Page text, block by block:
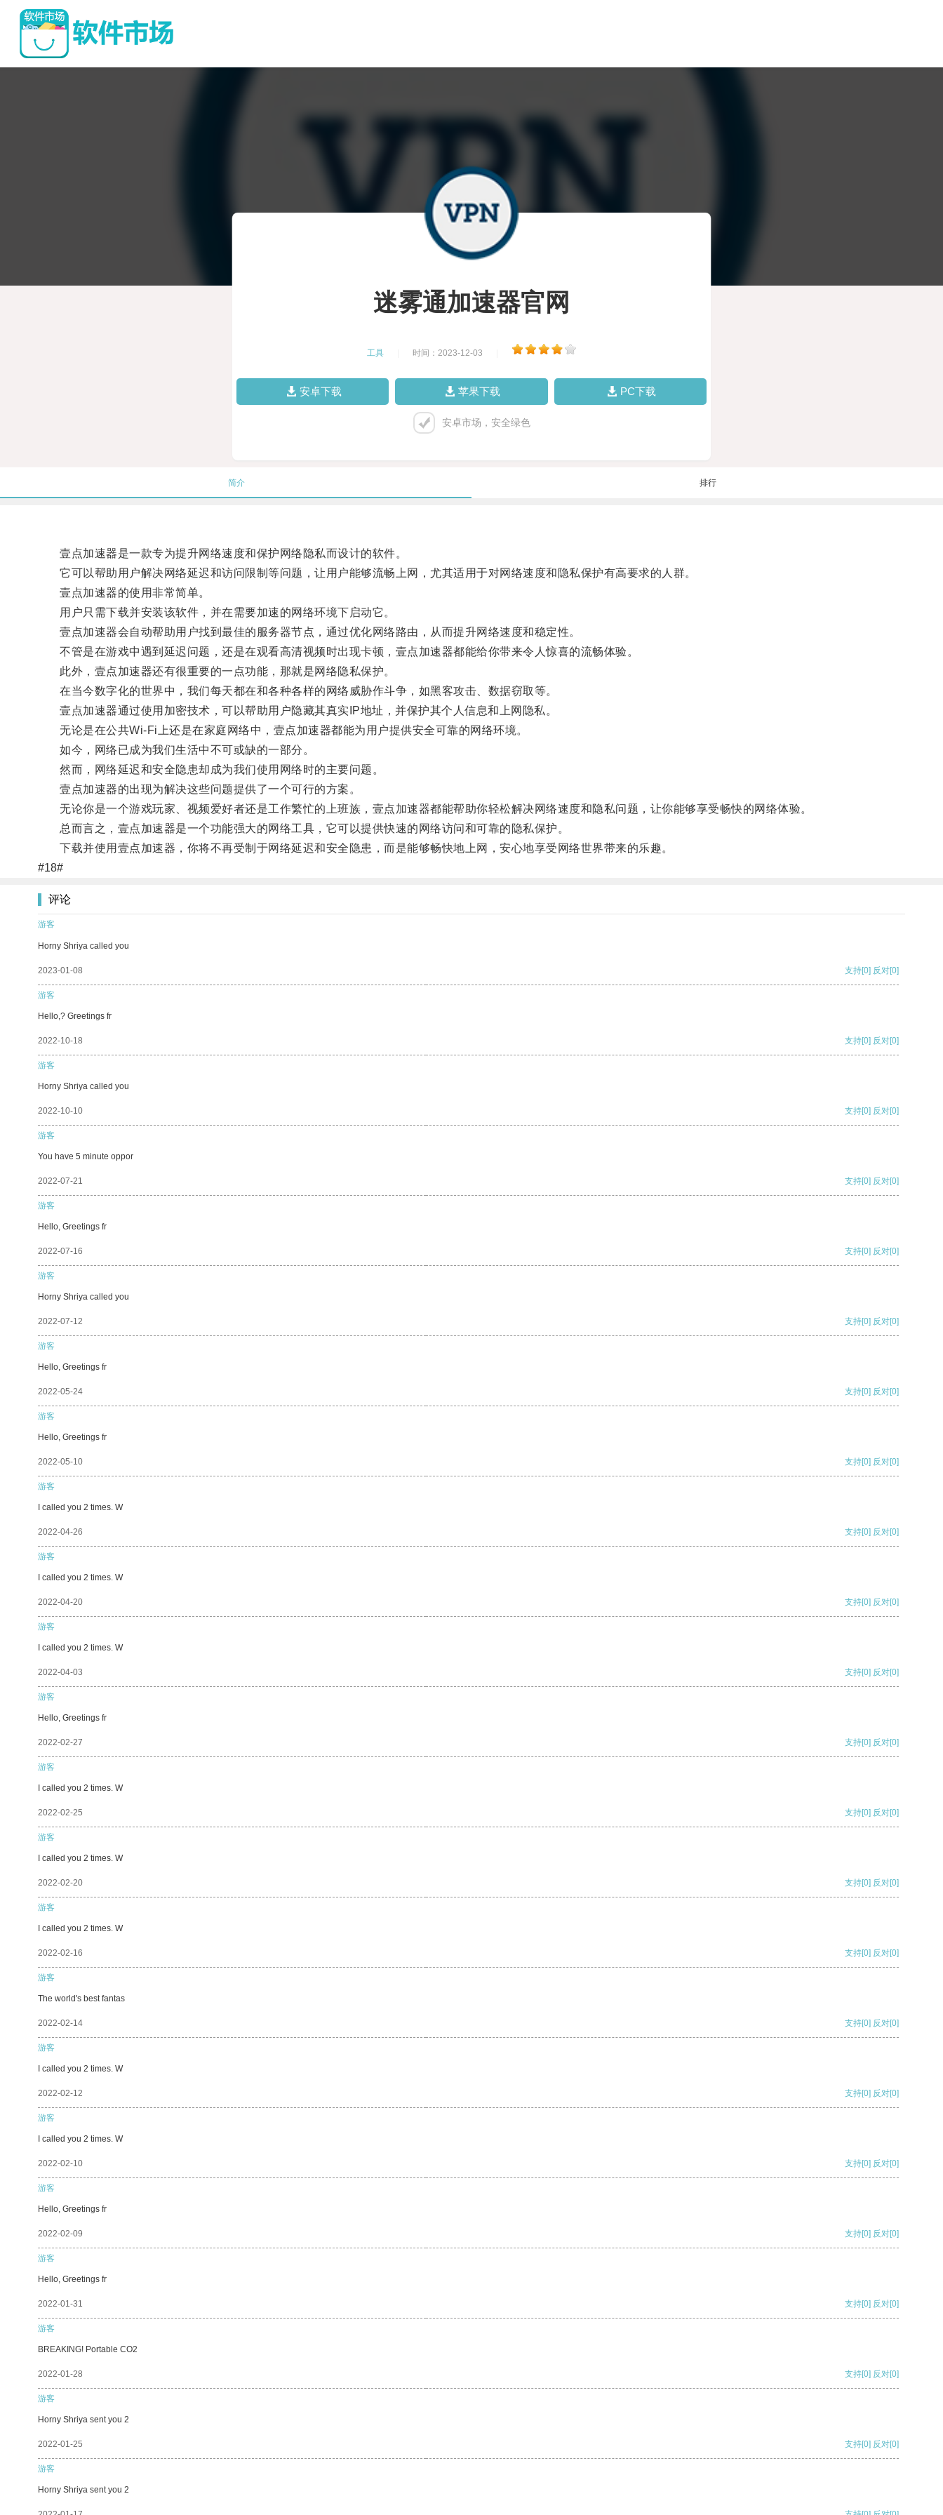
迷雾通加速器官网
工具 时间：2023-12-03
安卓下载 苹果下载 PC下载
安卓市场，安全绿色
简介 排行
壹点加速器是一款专为提升网络速度和保护网络隐私而设计的软件。
它可以帮助用户解决网络延迟和访问限制等问题，让用户能够流畅上网，尤其适用于对网络速度和隐私保护有高要求的人群。
壹点加速器的使用非常简单。
用户只需下载并安装该软件，并在需要加速的网络环境下启动它。
壹点加速器会自动帮助用户找到最佳的服务器节点，通过优化网络路由，从而提升网络速度和稳定性。
不管是在游戏中遇到延迟问题，还是在观看高清视频时出现卡顿，壹点加速器都能给你带来令人惊喜的流畅体验。
此外，壹点加速器还有很重要的一点功能，那就是网络隐私保护。
在当今数字化的世界中，我们每天都在和各种各样的网络威胁作斗争，如黑客攻击、数据窃取等。
壹点加速器通过使用加密技术，可以帮助用户隐藏其真实IP地址，并保护其个人信息和上网隐私。
无论是在公共Wi-Fi上还是在家庭网络中，壹点加速器都能为用户提供安全可靠的网络环境。
如今，网络已成为我们生活中不可或缺的一部分。
然而，网络延迟和安全隐患却成为我们使用网络时的主要问题。
壹点加速器的出现为解决这些问题提供了一个可行的方案。
无论你是一个游戏玩家、视频爱好者还是工作繁忙的上班族，壹点加速器都能帮助你轻松解决网络速度和隐私问题，让你能够享受畅快的网络体验。
总而言之，壹点加速器是一个功能强大的网络工具，它可以提供快速的网络访问和可靠的隐私保护。
下载并使用壹点加速器，你将不再受制于网络延迟和安全隐患，而是能够畅快地上网，安心地享受网络世界带来的乐趣。
#18#
评论
游客
Horny Shriya called you
2023-01-08 支持[0] 反对[0]
游客
Hello,? Greetings fr
2022-10-18 支持[0] 反对[0]
游客
Horny Shriya called you
2022-10-10 支持[0] 反对[0]
游客
You have 5 minute oppor
2022-07-21 支持[0] 反对[0]
游客
Hello, Greetings fr
2022-07-16 支持[0] 反对[0]
游客
Horny Shriya called you
2022-07-12 支持[0] 反对[0]
游客
Hello, Greetings fr
2022-05-24 支持[0] 反对[0]
游客
Hello, Greetings fr
2022-05-10 支持[0] 反对[0]
游客
I called you 2 times. W
2022-04-26 支持[0] 反对[0]
游客
I called you 2 times. W
2022-04-20 支持[0] 反对[0]
游客
I called you 2 times. W
2022-04-03 支持[0] 反对[0]
游客
Hello, Greetings fr
2022-02-27 支持[0] 反对[0]
游客
I called you 2 times. W
2022-02-25 支持[0] 反对[0]
游客
I called you 2 times. W
2022-02-20 支持[0] 反对[0]
游客
I called you 2 times. W
2022-02-16 支持[0] 反对[0]
游客
The world's best fantas
2022-02-14 支持[0] 反对[0]
游客
I called you 2 times. W
2022-02-12 支持[0] 反对[0]
游客
I called you 2 times. W
2022-02-10 支持[0] 反对[0]
游客
Hello, Greetings fr
2022-02-09 支持[0] 反对[0]
游客
Hello, Greetings fr
2022-01-31 支持[0] 反对[0]
游客
BREAKING! Portable CO2
2022-01-28 支持[0] 反对[0]
游客
Horny Shriya sent you 2
2022-01-25 支持[0] 反对[0]
游客
Horny Shriya sent you 2